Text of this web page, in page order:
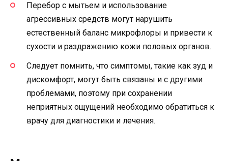
Перебор с мытьем и использование
агрессивных средств могут нарушить
естественный баланс микрофлоры и привести к
сухости и раздражению кожи половых органов.
Следует помнить, что симптомы, такие как зуд и
дискомфорт, могут быть связаны и с другими
проблемами, поэтому при сохранении
неприятных ощущений необходимо обратиться к
врачу для диагностики и лечения.